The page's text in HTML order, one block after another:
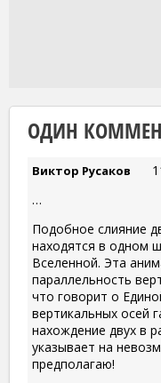
ОДИН
Виктор Русаков
…
Подобное слияние
находятся в одном
Вселенной. Эта
параллельность
что говорит о
вертикальных осей
нахождение двух в
указывает на
предполагаю!